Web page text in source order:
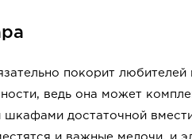
покорит
ведь она может
достаточной